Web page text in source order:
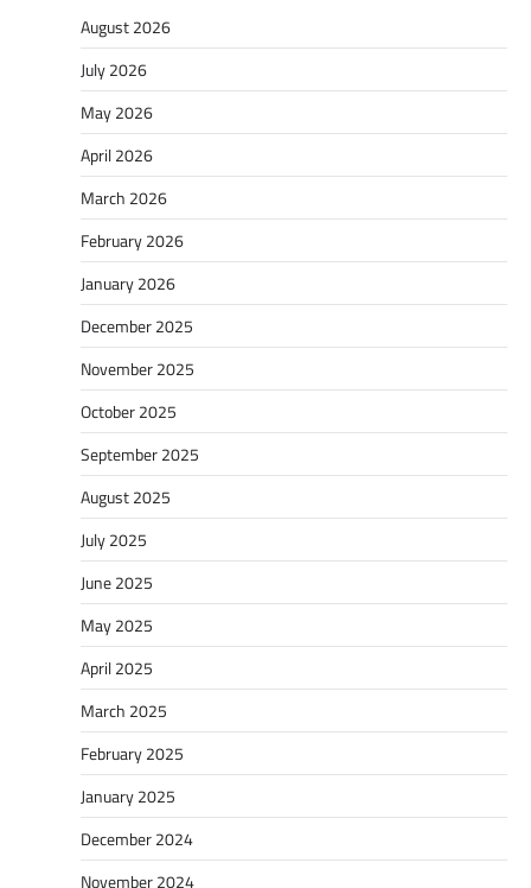
August 2026
July 2026
May 2026
April 2026
March 2026
February 2026
January 2026
December 2025
November 2025
October 2025
September 2025
August 2025
July 2025
June 2025
May 2025
April 2025
March 2025
February 2025
January 2025
December 2024
November 2024